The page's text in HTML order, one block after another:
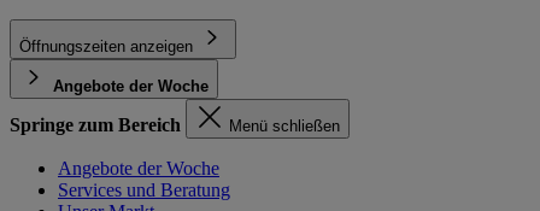
Öffnungszeiten anzeigen
Angebote der Woche
Springe zum Bereich Menü schließen
Angebote der Woche
Services und Beratung